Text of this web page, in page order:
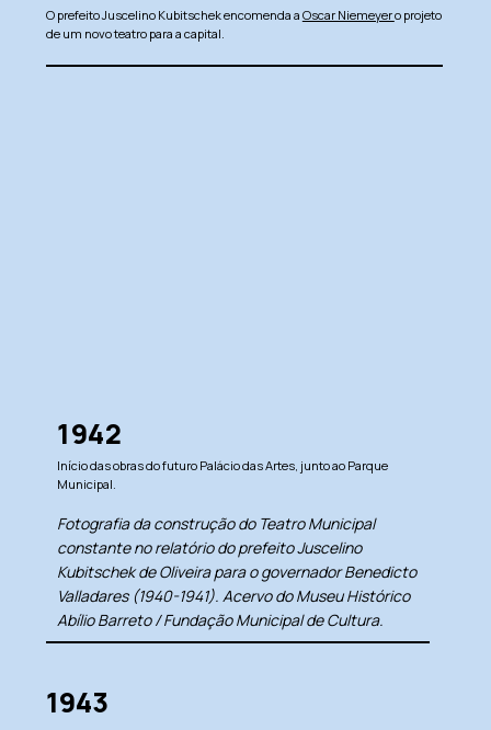
O prefeito Juscelino Kubitschek encomenda a Oscar Niemeyero projeto
de um novo teatro para a capital.
1942
Início das obras do futuro Palácio das Artes, junto ao Parque
Municipal.
Fotografia da construção do Teatro Municipal
constante no relatório do prefeito Juscelino
Kubitschek de Oliveira para o governador Benedicto
Valladares (1940-1941). Acervo do Museu Histórico
Abílio Barreto / Fundação Municipal de Cultura.
1943